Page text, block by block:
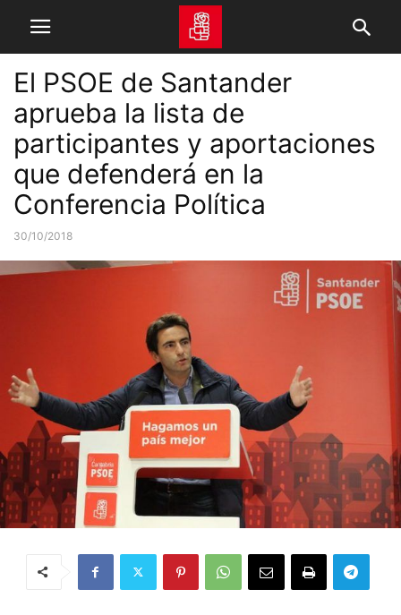
El PSOE de Santander
aprueba la lista de
participantes y aportaciones
que defenderá en la
Conferencia Política
30/10/2018